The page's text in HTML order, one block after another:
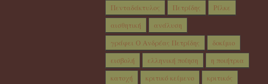
Πενταδάκτυλος
Πετρίδης
Ρίλκε
αισθητική
ανάλυση
γράφει Ο Ανδρέας Πετρίδης
δοκίμιο
εισβολή
ελληνική ποίηση
η ποιήτρια
κατοχή
κριτικό κείμενο κριτικός